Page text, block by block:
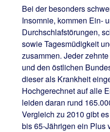
Bei der besonders
Insomnie, kommen Ein-
Durchschlafstörungen,
sowie Tagesmüdigkeit
zusammen. Jeder
und den östlichen
dieser als Krankheit
Hochgerechnet auf alle
leiden daran rund
Vergleich zu 2010 gibt
bis 65-Jährigen ein Plus